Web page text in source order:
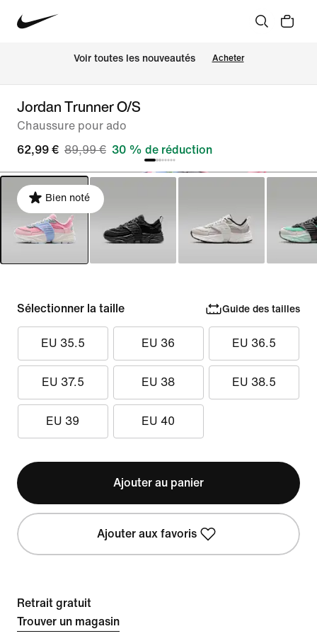
Voir toutes les nouveautés Acheter
Jordan Trunner O/S
Chaussure pour ado
62,99 € 89,99 € 30 % de réduction
Bien noté
Sélectionner la taille Guide des tailles
EU 35.5 EU 36 EU 36.5
EU 37.5 EU 38 EU 38.5
EU 39 EU 40
Ajouter au panier
Ajouter aux favoris
Retrait gratuit
Trouver un magasin